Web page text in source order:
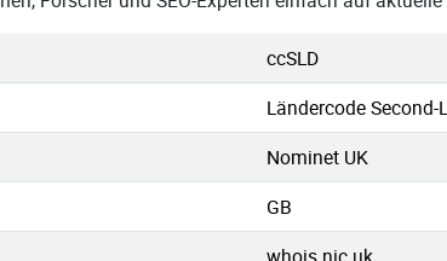
ccSLD
Ländercode Second-
Nominet UK
GB